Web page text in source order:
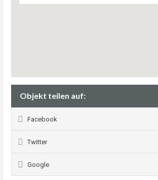
Objekt teilen auf:
Facebook
Twitter
Google